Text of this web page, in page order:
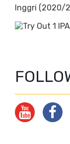
Inggri (2020/